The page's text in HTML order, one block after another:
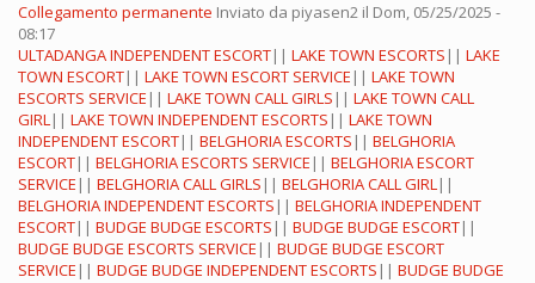
Collegamento permanente Inviato da piyasen2 il Dom, 05/25/2025 -
08:17
ULTADANGA INDEPENDENT ESCORT|| LAKE TOWN ESCORTS || LAKE
TOWN ESCORT|| LAKE TOWN ESCORT SERVICE || LAKE TOWN
ESCORTS SERVICE || LAKE TOWN CALL GIRLS || LAKE TOWN CALL
GIRL|| LAKE TOWN INDEPENDENT ESCORTS || LAKE TOWN
INDEPENDENT ESCORT|| BELGHORIA ESCORTS || BELGHORIA
ESCORT|| BELGHORIA ESCORTS SERVICE || BELGHORIA ESCORT
SERVICE || BELGHORIA CALL GIRLS || BELGHORIA CALL GIRL||
BELGHORIA INDEPENDENT ESCORTS || BELGHORIA INDEPENDENT
ESCORT|| BUDGE BUDGE ESCORTS || BUDGE BUDGE ESCORT||
BUDGE BUDGE ESCORTS SERVICE || BUDGE BUDGE ESCORT
SERVICE || BUDGE BUDGE INDEPENDENT ESCORTS || BUDGE BUDGE